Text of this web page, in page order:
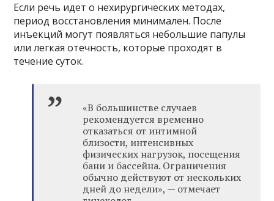
Если речь идет о нехирургических методах,
период восстановления минимален. После
инъекций могут появляться небольшие папулы
или легкая отечность, которые проходят в
течение суток.
«В большинстве случаев
рекомендуется временно
отказаться от интимной
близости, интенсивных
физических нагрузок, посещения
бани и бассейна. Ограничения
обычно действуют от нескольких
дней до недели», — отмечает